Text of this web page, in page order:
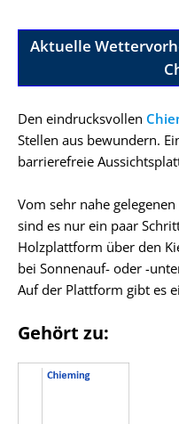
Aktuelle
Den eindrucksvollen
Stellen aus bewundern.
barrierefreie
Vom sehr nahe
sind es nur ein paar
Holzplattform über den
bei Sonnenauf- oder -
Auf der Plattform gibt es
Gehört zu: